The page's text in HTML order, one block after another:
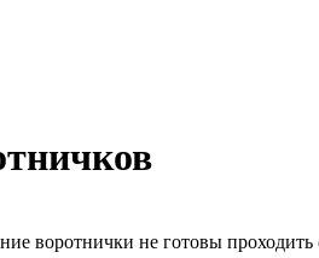
воротнички не готовы